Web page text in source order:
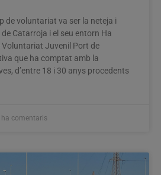
de voluntariat va ser la neteja i
Catarroja i el seu entorn Ha
Juvenil Port de
que ha comptat amb la
d’entre 18 i 30 anys procedents
ha comentaris